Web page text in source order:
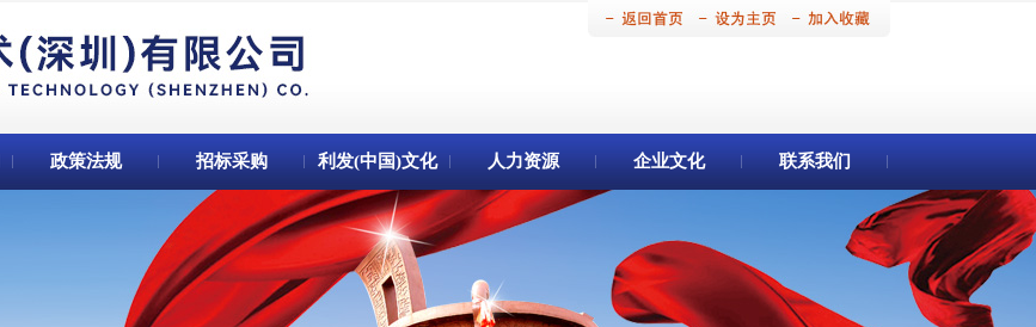
政策法规 招标采购 利发(中国)文化 人力资源 企业文化 联系我们